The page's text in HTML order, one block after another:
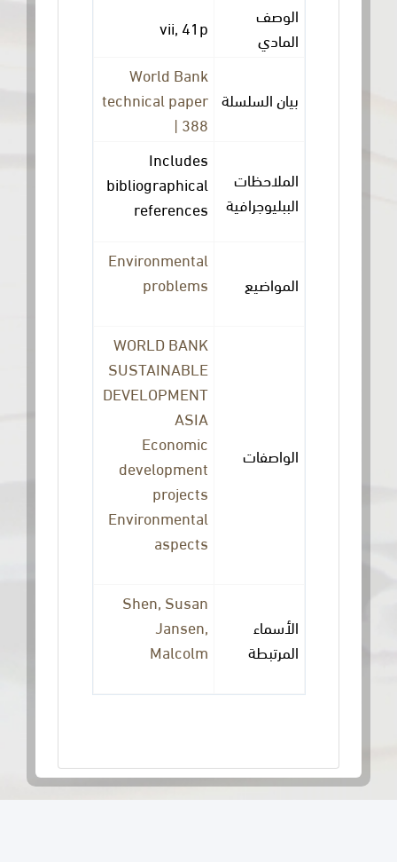
الوصف
vii, 41p
بيان السلسلة
World Bank
technical paper
الملاحظات
الببليوجرافية
Includes
bibliographical
references
المواضيع
Environmental
problems
الواصفات
WORLD BANK
SUSTAINABLE
DEVELOPMENT
Economic
development
projects
Environmental
aspects
الأسماء
المرتبطة
Shen, Susan
Jansen,
Malcolm